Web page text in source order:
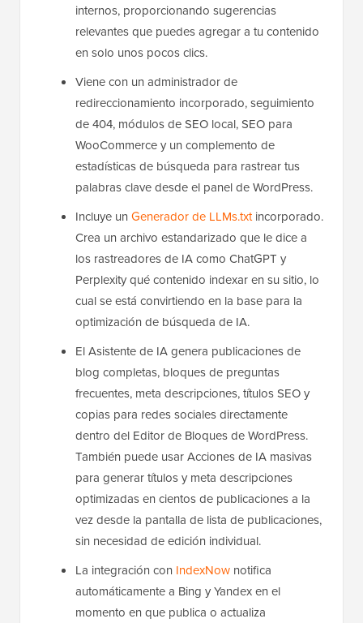
internos, proporcionando sugerencias
relevantes que puedes agregar a tu contenido
en solo unos pocos clics.
Viene con un administrador de
redireccionamiento incorporado, seguimiento
de 404, módulos de SEO local, SEO para
WooCommerce y un complemento de
estadísticas de búsqueda para rastrear tus
palabras clave desde el panel de WordPress.
Incluye un Generador de LLMs.txtincorporado.
Crea un archivo estandarizado que le dice a
los rastreadores de IA como ChatGPT y
Perplexity qué contenido indexar en su sitio, lo
cual se está convirtiendo en la base para la
optimización de búsqueda de IA.
El Asistente de IA genera publicaciones de
blog completas, bloques de preguntas
frecuentes, meta descripciones, títulos SEO y
copias para redes sociales directamente
dentro del Editor de Bloques de WordPress.
También puede usar Acciones de IA masivas
para generar títulos y meta descripciones
optimizadas en cientos de publicaciones a la
vez desde la pantalla de lista de publicaciones,
sin necesidad de edición individual.
La integración con IndexNow notifica
automáticamente a Bing y Yandex en el
momento en que publica o actualiza